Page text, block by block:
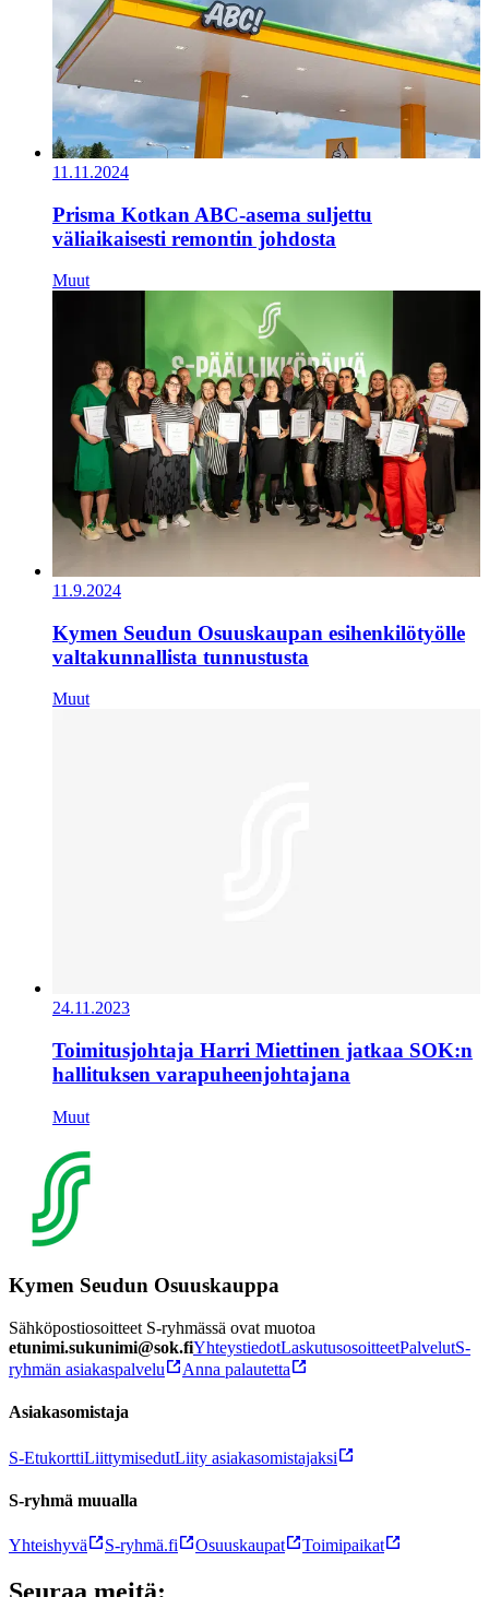
11.11.2024
Prisma Kotkan ABC-asema suljettu
väliaikaisesti remontin johdosta
Muut
11.9.2024
Kymen Seudun Osuuskaupan esihenkilötyölle
valtakunnallista tunnustusta
Muut
24.11.2023
Toimitusjohtaja Harri Miettinen jatkaa SOK:n
hallituksen varapuheenjohtajana
Muut
Kymen Seudun Osuuskauppa
Sähköpostiosoitteet S-ryhmässä ovat muotoa
etunimi.sukunimi@sok.fiYhteystiedotLaskutusosoitteetPalvelutS-
ryhmän asiakaspalvelu
Anna palautetta
Asiakasomistaja
S-EtukorttiLiittymisedutLiity asiakasomistajaksi
S-ryhmä muualla
Yhteishyvä S-ryhmä.fi Osuuskaupat Toimipaikat